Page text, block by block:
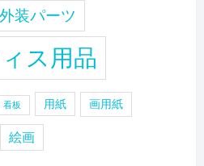
外装パーツ
ス用品
看板 用紙 画用紙
絵画